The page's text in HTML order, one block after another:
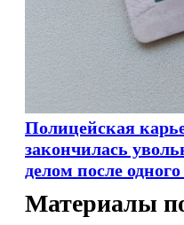
Полицейская
закончилась
делом после
Материалы